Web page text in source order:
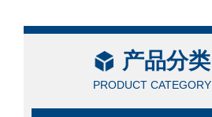
产品分类
PRODUCT CATEGORY